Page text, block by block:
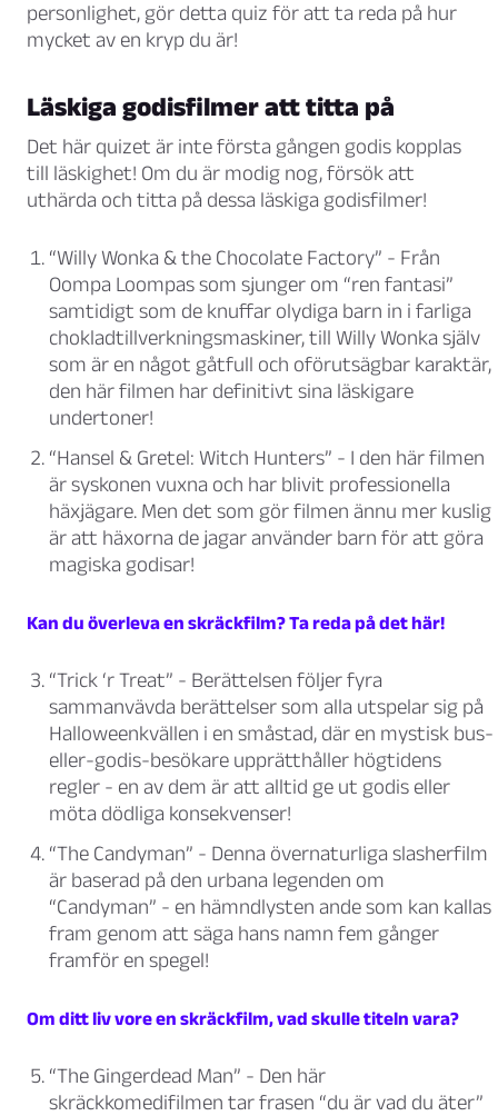
personlighet, gör detta quiz för att ta reda på hur
mycket av en kryp du är!
Läskiga godisfilmer att titta på
Det här quizet är inte första gången godis kopplas
till läskighet! Om du är modig nog, försök att
uthärda och titta på dessa läskiga godisfilmer!
“Willy Wonka & the Chocolate Factory” - Från
Oompa Loompas som sjunger om “ren fantasi”
samtidigt som de knuffar olydiga barn in i farliga
chokladtillverkningsmaskiner, till Willy Wonka själv
som är en något gåtfull och oförutsägbar karaktär,
den här filmen har definitivt sina läskigare
undertoner!
“Hansel & Gretel: Witch Hunters” - I den här filmen
är syskonen vuxna och har blivit professionella
häxjägare. Men det som gör filmen ännu mer kuslig
är att häxorna de jagar använder barn för att göra
magiska godisar!
Kan du överleva en skräckfilm? Ta reda på det här!
“Trick ‘r Treat” - Berättelsen följer fyra
sammanvävda berättelser som alla utspelar sig på
Halloweenkvällen i en småstad, där en mystisk bus-
eller-godis-besökare upprätthåller högtidens
regler - en av dem är att alltid ge ut godis eller
möta dödliga konsekvenser!
“The Candyman” - Denna övernaturliga slasherfilm
är baserad på den urbana legenden om
“Candyman” - en hämndlysten ande som kan kallas
fram genom att säga hans namn fem gånger
framför en spegel!
Om ditt liv vore en skräckfilm, vad skulle titeln vara?
“The Gingerdead Man” - Den här
skräckkomedifilmen tar frasen “du är vad du äter”